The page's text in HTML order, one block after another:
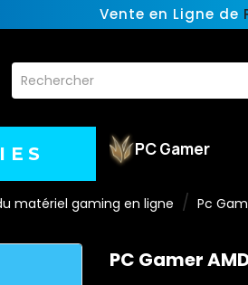
Vente en Ligne de
PC Gamer
matériel gaming en ligne Pc
PC Gamer